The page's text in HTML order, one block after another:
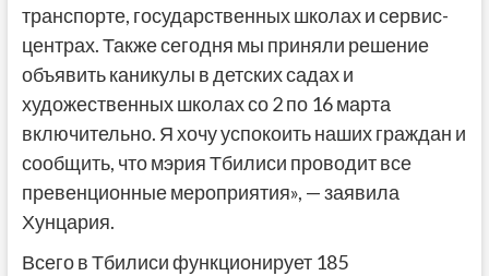
транспорте, государственных школах и сервис-
центрах. Также сегодня мы приняли решение
объявить каникулы в детских садах и
художественных школах со 2 по 16 марта
включительно. Я хочу успокоить наших граждан и
сообщить, что мэрия Тбилиси проводит все
превенционные мероприятия», — заявила
Хунцария.
Всего в Тбилиси функционирует 185